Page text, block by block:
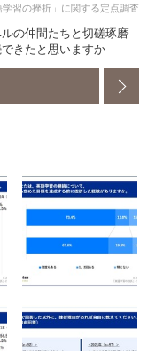
習の挫折」に関する定点調査
の仲間たちと切磋琢磨
きたと思いますか